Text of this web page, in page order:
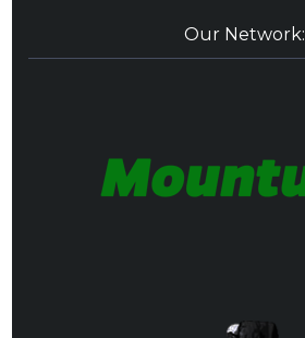
Our Network: